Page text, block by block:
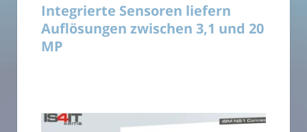
Integrierte Sensoren liefern
Auflösungen zwischen 3,1 und 20
MP